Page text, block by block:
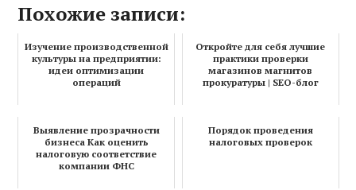
Похожие записи:
Изучение производственной
культуры на предприятии:
идеи оптимизации
операций
Откройте для себя лучшие
практики проверки
магазинов магнитов
прокуратуры | SEO-блог
Выявление прозрачности
бизнеса Как оценить
налоговую соответствие
компании ФНС
Порядок проведения
налоговых проверок